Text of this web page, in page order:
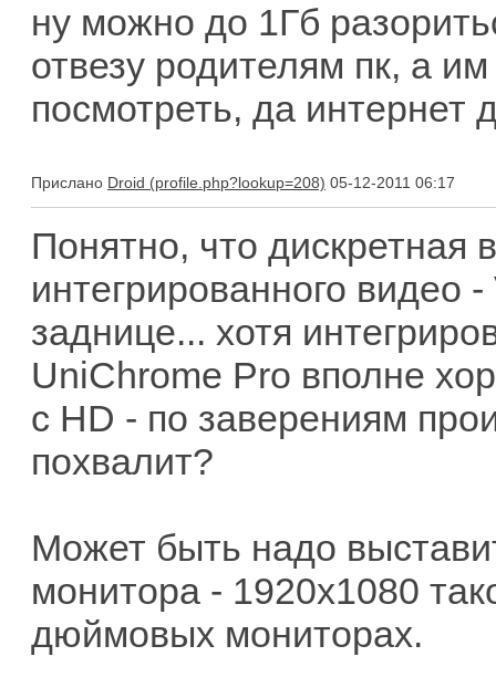
ну можно до 1Гб
отвезу родителям пк, а
посмотреть, да интернет
Прислано Droid 05-12-2011 06:17
Понятно, что дискретная
интегрированного видео
заднице... хотя
UniChrome Pro вполне
с HD - по заверениям
похвалит?
Может быть надо
монитора - 1920x1080
дюймовых мониторах.